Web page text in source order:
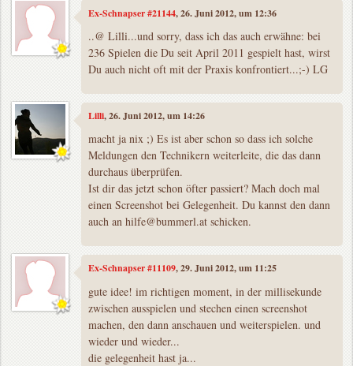
Ex-Schnapser #21144, 26. Juni 2012, um 12:36
..@ Lilli...und sorry, dass ich das auch erwähne: bei
236 Spielen die Du seit April 2011 gespielt hast, wirst
Du auch nicht oft mit der Praxis konfrontiert...;-) LG
Lilli, 26. Juni 2012, um 14:26
macht ja nix ;) Es ist aber schon so dass ich solche
Meldungen den Technikern weiterleite, die das dann
durchaus überprüfen.
Ist dir das jetzt schon öfter passiert? Mach doch mal
einen Screenshot bei Gelegenheit. Du kannst den dann
auch anhilfe@bummerl.at schicken.
Ex-Schnapser #11109, 29. Juni 2012, um 11:25
gute idee! im richtigen moment, in der millisekunde
zwischen ausspielen und stechen einen screenshot
machen, den dann anschauen und weiterspielen. und
wieder und wieder...
die gelegenheit hast ja...